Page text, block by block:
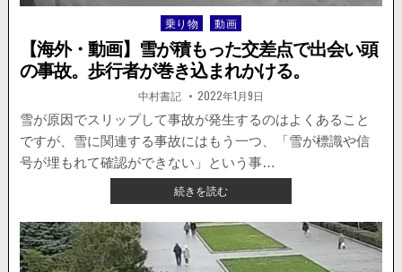
故。
次々
と
車
が
突
っ
込
む
様
子
開。
Posted
in
乗り物 動画
【海外・動画】雪が積もった交差点で出会い頭
の事故。歩行者が巻き込まれかける。
著
者:
中村書記 掲
載
日：
2022年1月9日
雪が原因でスリップして事故が発生するのはよくあること
ですが、雪に関連する事故にはもう一つ、「雪が標識や信
号が埋もれて確認ができない」という事…
続きを読む【海
外・
動
画】
雪